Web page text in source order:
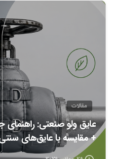
مقالات
عایق ولو صنعتی: راهنمای
+ مقایسه با عایق‌های